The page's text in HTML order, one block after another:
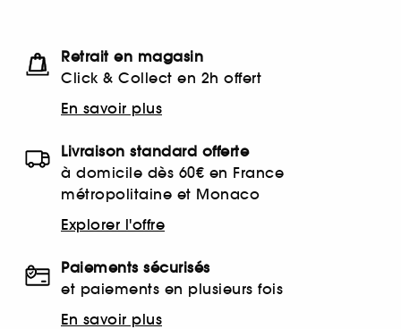
Retrait en magasin
Click & Collect en 2h offert
En savoir plus
Livraison standard offerte
à domicile dès 60€ en France
métropolitaine et Monaco
Explorer l'offre
Paiements sécurisés
et paiements en plusieurs fois
En savoir plus